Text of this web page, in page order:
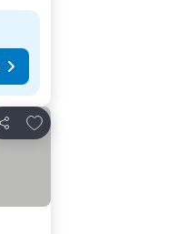
Delen
Toevoegen aan favorieten